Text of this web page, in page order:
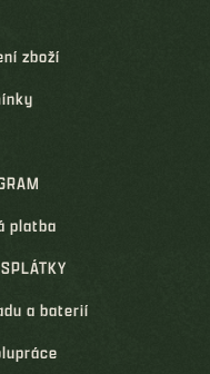
zboží
platba
a baterií